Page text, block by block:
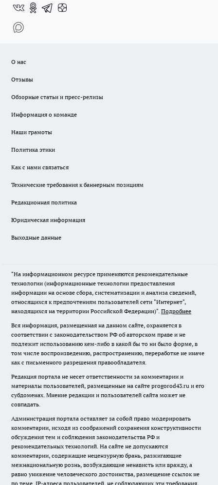
О нас
Отзывы
Обзорные статьи и пресс-релизы
Информация о команде
Наши грамоты
Политика этики
Как с нами связаться
Технические требования к баннерным позициям
Редакционная политика
Юридическая информация
Выходные данные
"На информационном ресурсе применяются рекомендательные
технологии (информационные технологии предоставления
информации на основе сбора, систематизации и анализа сведений,
относящихся к предпочтениям пользователей сети "Интернет",
находящихся на территории Российской Федерации)". Подробнее
Вся информация, размещенная на данном сайте, охраняется в
соответствии с законодательством РФ об авторском праве и не
подлежит использованию кем-либо в какой бы то ни было форме, в
том числе воспроизведению, распространению, переработке не иначе
как с письменного разрешения правообладателя.
Редакция портала не несет ответственности за комментарии и
материалы пользователей, размещенные на сайте progorod43.ru и его
субдоменах. Мнение редакции и пользователей сайта может не
совпадать.
Администрация портала оставляет за собой право модерировать
комментарии, исходя из соображений сохранения конструктивности
обсуждения тем и соблюдения законодательства РФ и
рекомендательных технологий. На сайте не допускаются
комментарии, содержащие нецензурную брань, разжигающие
межнациональную рознь, возбуждающие ненависть или вражду, а
равно унижение человеческого достоинства, размещение ссылок не
по теме. IP-адреса пользователей, не соблюдающих эти требования,